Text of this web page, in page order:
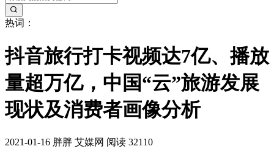
热词：
抖音旅行打卡视频达7亿、播放
量超万亿，中国“云”旅游发展
现状及消费者画像分析
2021-01-16 胖胖 艾媒网 阅读 32110